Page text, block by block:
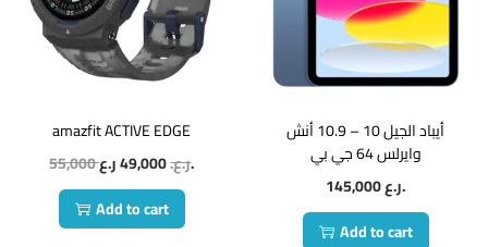
amazfit ACTIVE EDGE
55,000
ر.ع.49,000
ر.ع.
Add to cart
أيباد الجيل 10 – 10.9 أنش
وايرلس 64 جي بي
145,000
ر.ع.
Add to cart